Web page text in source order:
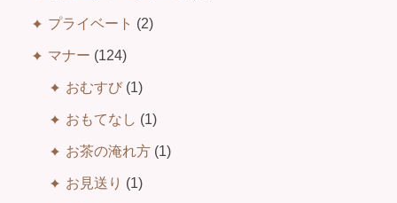
プライベート (2)
マナー (124)
おむすび (1)
おもてなし (1)
お茶の淹れ方 (1)
お見送り (1)